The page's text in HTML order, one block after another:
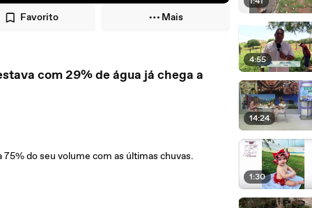
Favorito Mais
do seu volume com as últimas chuvas.
4:55
14:24
1:30